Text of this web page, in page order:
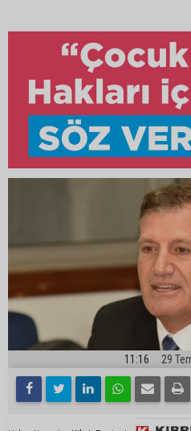
11:16 29